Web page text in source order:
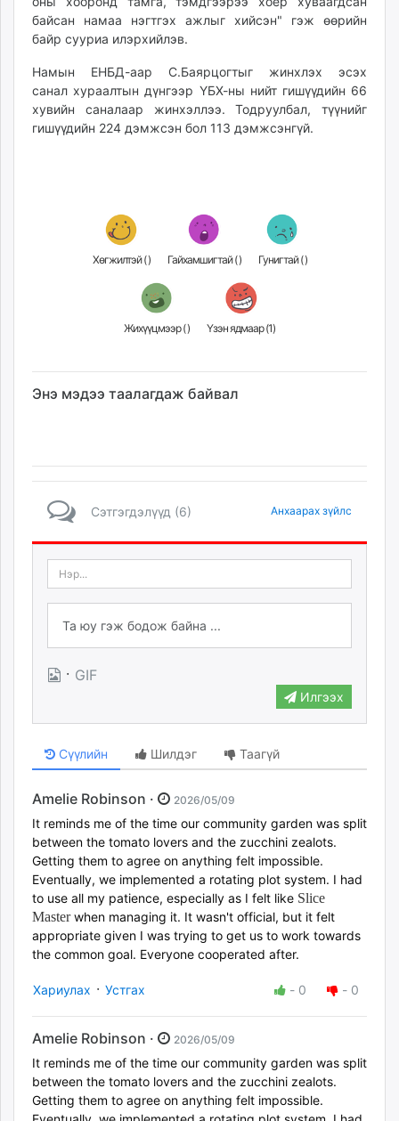
байсан намаа нэгтгэх ажлыг хийсэн" гэж өөрийн
байр сууриа илэрхийлэв.
Намын ЕНБД-аар С.Баярцогтыг жинхлэх эсэх
санал хураалтын дүнгээр ҮБХ-ны нийт гишүүдийн 66
хувийн саналаар жинхэллээ. Тодруулбал, түүнийг
гишүүдийн 224 дэмжсэн бол 113 дэмжсэнгүй.
Хөгжилтэй () Гайхамшигтай () Гунигтай ()
Жихүүцмээр () Үзэн ядмаар (1)
Энэ мэдээ таалагдаж байвал
Сэтгэгдэлүүд (6) Анхаарах зүйлс
· GIF
Илгээх
Сүүлийн Шилдэг Таагүй
Amelie Robinson · 2026/05/09
It reminds me of the time our community garden was split
between the tomato lovers and the zucchini zealots.
Getting them to agree on anything felt impossible.
Eventually, we implemented a rotating plot system. I had
to use all my patience, especially as I felt like Slice
Masterwhen managing it. It wasn't official, but it felt
appropriate given I was trying to get us to work towards
the common goal. Everyone cooperated after.
Хариулах · Устгах - 0 - 0
Amelie Robinson · 2026/05/09
It reminds me of the time our community garden was split
between the tomato lovers and the zucchini zealots.
Getting them to agree on anything felt impossible.